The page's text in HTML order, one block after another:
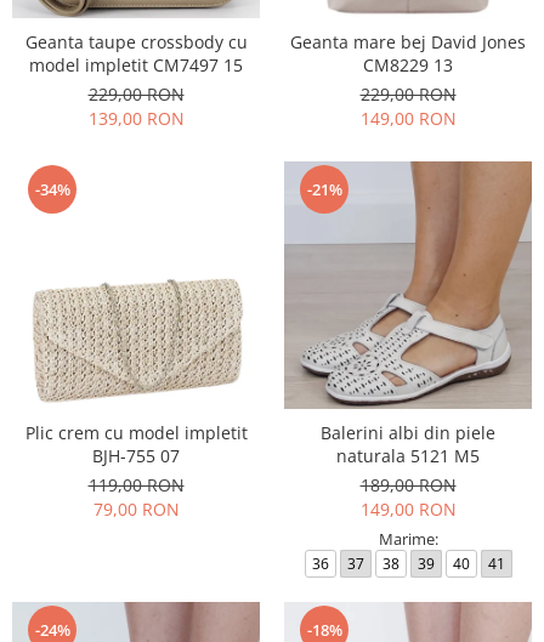
Geanta taupe crossbody cu
model impletit CM7497 15
229,00 RON
139,00 RON
Geanta mare bej David Jones
CM8229 13
229,00 RON
149,00 RON
-34%
Plic crem cu model impletit
BJH-755 07
119,00 RON
79,00 RON
-21%
Balerini albi din piele
naturala 5121 M5
189,00 RON
149,00 RON
Marime:
36 37 38 39 40 41
-24% -18%